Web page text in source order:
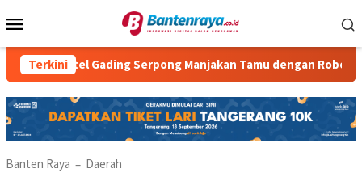
ke
Mobile
Terkini
Gading Serpong Manjakan Tamu dengan Robot Waiter
Banten Raya – Daerah